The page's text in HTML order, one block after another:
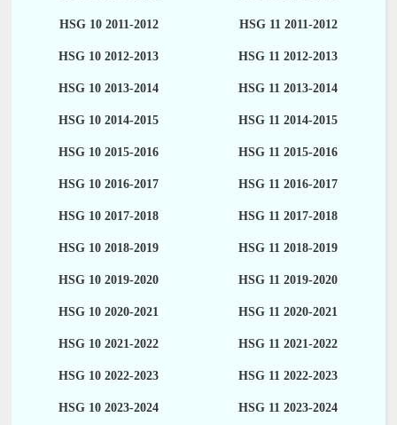
HSG 10 2011-2012 HSG 11 2011-2012
HSG 10 2012-2013 HSG 11 2012-2013
HSG 10 2013-2014 HSG 11 2013-2014
HSG 10 2014-2015 HSG 11 2014-2015
HSG 10 2015-2016 HSG 11 2015-2016
HSG 10 2016-2017 HSG 11 2016-2017
HSG 10 2017-2018 HSG 11 2017-2018
HSG 10 2018-2019 HSG 11 2018-2019
HSG 10 2019-2020 HSG 11 2019-2020
HSG 10 2020-2021 HSG 11 2020-2021
HSG 10 2021-2022 HSG 11 2021-2022
HSG 10 2022-2023 HSG 11 2022-2023
HSG 10 2023-2024 HSG 11 2023-2024